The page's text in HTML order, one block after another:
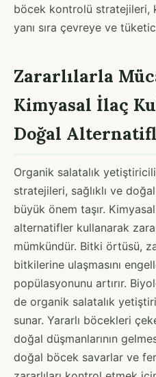
böcek kontrolü stratejileri,
yanı sıra çevreye ve
Zararlılarla
Kimyasal İlaç
Doğal
Organik salatalık
stratejileri, sağlıklı ve
büyük önem taşır.
alternatifler kullanarak
mümkündür. Bitki örtüsü,
bitkilerine ulaşmasını
popülasyonunu artırır.
de organik salatalık
sunar. Yararlı böcekleri
doğal düşmanlarının
doğal böcek savarlar ve